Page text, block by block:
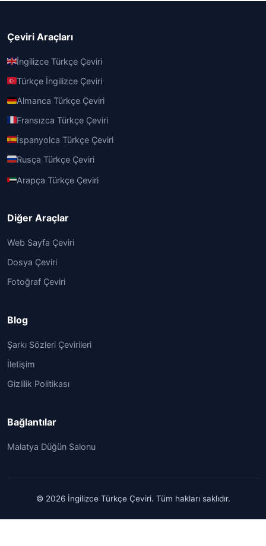
Çeviri Araçları
İngilizce Türkçe Çeviri
Türkçe İngilizce Çeviri
Almanca Türkçe Çeviri
Fransızca Türkçe Çeviri
İspanyolca Türkçe Çeviri
Rusça Türkçe Çeviri
Arapça Türkçe Çeviri
Diğer Araçlar
Web Sayfa Çeviri
Dosya Çeviri
Fotoğraf Çeviri
Blog
Şarkı Sözleri Çevirileri
İletişim
Gizlilik Politikası
Bağlantılar
Malatya Düğün Salonu
© 2026 İngilizce Türkçe Çeviri. Tüm hakları saklıdır.